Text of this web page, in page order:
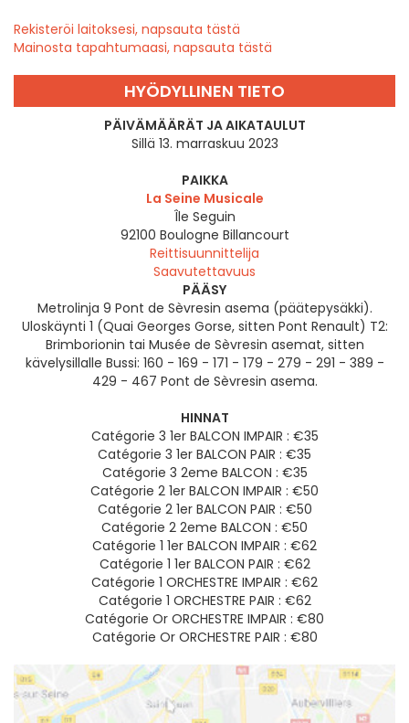
Rekisteröi laitoksesi, napsauta tästä
Mainosta tapahtumaasi, napsauta tästä
HYÖDYLLINEN TIETO
PÄIVÄMÄÄRÄT JA AIKATAULUT
Sillä 13. marraskuu 2023
PAIKKA
La Seine Musicale
Île Seguin
92100 Boulogne Billancourt
Reittisuunnittelija
Saavutettavuus
PÄÄSY
Metrolinja 9 Pont de Sèvresin asema (päätepysäkki).
Uloskäynti 1 (Quai Georges Gorse, sitten Pont Renault) T2:
Brimborionin tai Musée de Sèvresin asemat, sitten
kävelysillalle Bussi: 160 - 169 - 171 - 179 - 279 - 291 - 389 -
429 - 467 Pont de Sèvresin asema.
HINNAT
Catégorie 3 1er BALCON IMPAIR : €35
Catégorie 3 1er BALCON PAIR : €35
Catégorie 3 2eme BALCON : €35
Catégorie 2 1er BALCON IMPAIR : €50
Catégorie 2 1er BALCON PAIR : €50
Catégorie 2 2eme BALCON : €50
Catégorie 1 1er BALCON IMPAIR : €62
Catégorie 1 1er BALCON PAIR : €62
Catégorie 1 ORCHESTRE IMPAIR : €62
Catégorie 1 ORCHESTRE PAIR : €62
Catégorie Or ORCHESTRE IMPAIR : €80
Catégorie Or ORCHESTRE PAIR : €80